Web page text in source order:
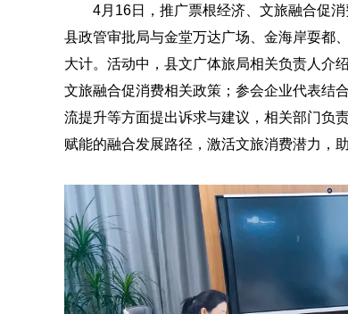
4月16日，推广票根经济、文旅融合促
县政管审批局与金堂万达广场、金海岸耍都
大计。活动中， 县文广体旅局相关负责人介
文旅融合促消费相关政策；参会企业代表结
流提升等方面提出诉求与建议，相关部门负
赋能的融合发展路径，激活文旅消费潜力，